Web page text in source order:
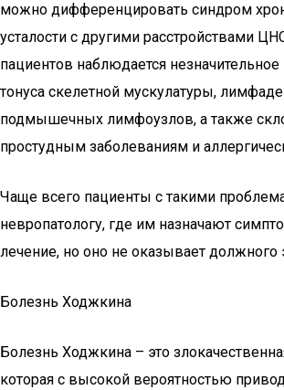
можно дифференцировать синдром
усталости с другими расстройствами
пациентов наблюдается
тонуса скелетной мускулатуры,
подмышечных лимфоузлов, а также
простудным заболеваниям и
Чаще всего пациенты с такими
невропатологу, где им назначают
лечение, но оно не оказывает должного
Болезнь Ходжкина
Болезнь Ходжкина – это
которая с высокой вероятностью